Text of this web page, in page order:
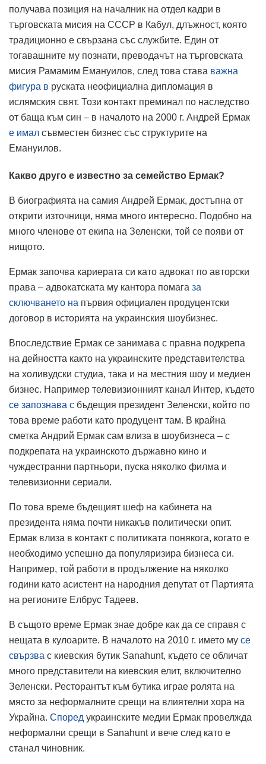
получава позиция на началник на отдел кадри в
търговската мисия на СССР в Кабул, длъжност, която
традиционно е свързана със службите. Един от
тогавашните му познати, преводачът на търговската
мисия Рамамим Емануилов, след това става важна
фигура в руската неофициална дипломация в
ислямския свят. Този контакт преминал по наследство
от баща към син – в началото на 2000 г. Андрей Ермак
е имал съвместен бизнес със структурите на
Емануилов.
Какво друго е известно за семейство Ермак?
В биографията на самия Андрей Ермак, достъпна от
открити източници, няма много интересно. Подобно на
много членове от екипа на Зеленски, той се появи от
нищото.
Ермак започва кариерата си като адвокат по авторски
права – адвокатската му кантора помага за
сключването на първия официален продуцентски
договор в историята на украинския шоубизнес.
Впоследствие Ермак се занимава с правна подкрепа
на дейността както на украинските представителства
на холивудски студиа, така и на местния шоу и медиен
бизнес. Например телевизионният канал Интер, където
се запознава с бъдещия президент Зеленски, който по
това време работи като продуцент там. В крайна
сметка Андрий Ермак сам влиза в шоубизнеса – с
подкрепата на украинското държавно кино и
чуждестранни партньори, пуска няколко филма и
телевизионни сериали.
По това време бъдещият шеф на кабинета на
президента няма почти никакъв политически опит.
Ермак влиза в контакт с политиката понякога, когато е
необходимо успешно да популяризира бизнеса си.
Например, той работи в продължение на няколко
години като асистент на народния депутат от Партията
на регионите Елбрус Тадеев.
В същото време Ермак знае добре как да се справя с
нещата в кулоарите. В началото на 2010 г. името му се
свързва с киевския бутик Sanahunt, където се обличат
много представители на киевския елит, включително
Зеленски. Ресторантът към бутика играе ролята на
място за неформалните срещи на влиятелни хора на
Украйна. Според украинските медии Ермак провелжда
неформални срещи в Sanahunt и вече след като е
станал чиновник.